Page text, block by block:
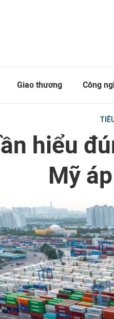
Giao thương Công
hiểu
Mỹ